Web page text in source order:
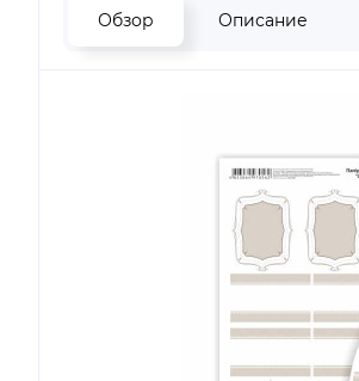
Обзор Описание